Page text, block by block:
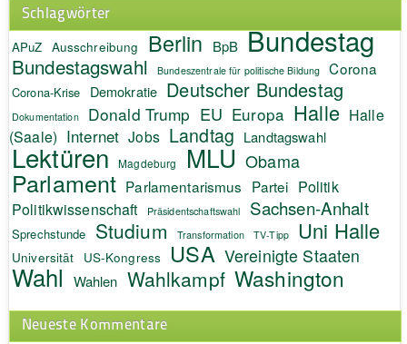
Schlagwörter
APuZ Ausschreibung Berlin BpB Bundestag
Bundestagswahl Bundeszentrale für politische Bildung Corona
Corona-Krise Demokratie Deutscher Bundestag
Dokumentation Donald Trump EU Europa Halle Halle
(Saale) Internet Jobs Landtag Landtagswahl
Lektüren Magdeburg MLU Obama
Parlament Parlamentarismus Partei Politik
Politikwissenschaft Präsidentschaftswahl Sachsen-Anhalt
Sprechstunde Studium Transformation TV-Tipp Uni Halle
Universität US-Kongress USA Vereinigte Staaten
Wahl Wahlen Wahlkampf Washington
Neueste Kommentare